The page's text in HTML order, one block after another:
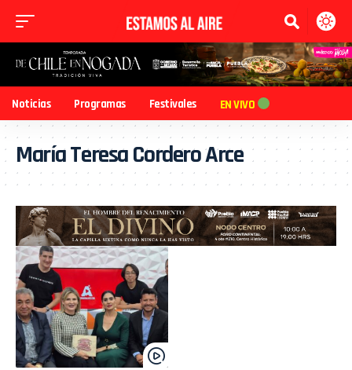
Noticias Programas Festivales EN VIVO
María Teresa Cordero Arce